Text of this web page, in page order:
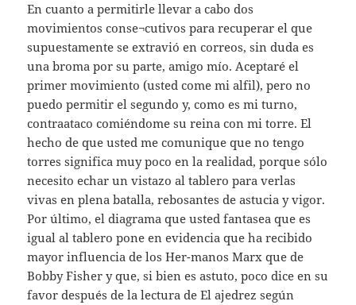
En cuanto a permitirle llevar a cabo dos
movimientos conse¬cutivos para recuperar el que
supuestamente se extravió en correos, sin duda es
una broma por su parte, amigo mío. Aceptaré el
primer movimiento (usted come mi alfil), pero no
puedo permitir el segundo y, como es mi turno,
contraataco comiéndome su reina con mi torre. El
hecho de que usted me comunique que no tengo
torres significa muy poco en la realidad, porque sólo
necesito echar un vistazo al tablero para verlas
vivas en plena batalla, rebosantes de astucia y vigor.
Por último, el diagrama que usted fantasea que es
igual al tablero pone en evidencia que ha recibido
mayor influencia de los Her-manos Marx que de
Bobby Fisher y que, si bien es astuto, poco dice en su
favor después de la lectura de El ajedrez según